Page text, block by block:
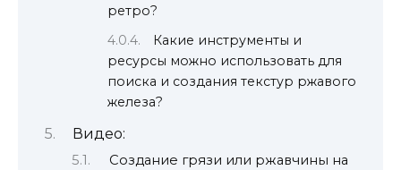
ретро?
Какие инструменты и
ресурсы можно использовать для
поиска и создания текстур ржавого
железа?
Видео:
Создание грязи или ржавчины на